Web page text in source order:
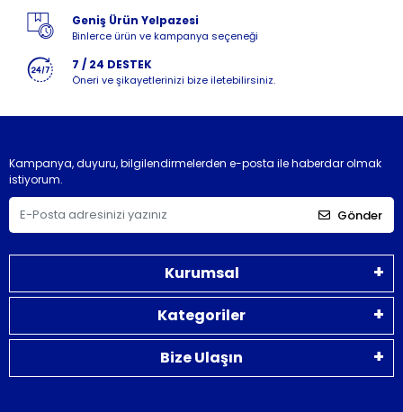
Geniş Ürün Yelpazesi
Binlerce ürün ve kampanya seçeneği
7 / 24 DESTEK
Öneri ve şikayetlerinizi bize iletebilirsiniz.
Kampanya, duyuru, bilgilendirmelerden e-posta ile haberdar olmak
istiyorum.
Gönder
Kurumsal
Kategoriler
Bize Ulaşın